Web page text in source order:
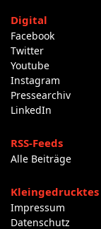
Digital
Facebook
Twitter
Youtube
Instagram
Pressearchiv
LinkedIn
RSS-Feeds
Alle Beiträge
Kleingedrucktes
Impressum
Datenschutz